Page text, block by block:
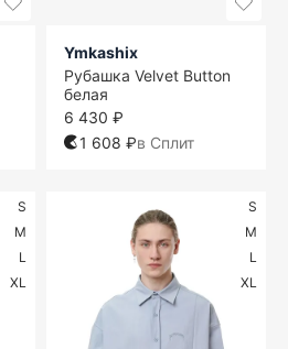
Ymkashix
Рубашка Velvet Button
белая
6 430 ₽
1 608 ₽в Сплит
S
M
L
XL
S
M
L
XL